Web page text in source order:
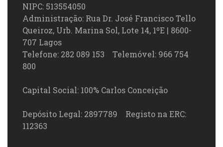
NIPC: 513554050
Administração: Rua Dr. José Francisco Tello
Queiroz, Urb. Marina Sol, Lote 14, 1ºE | 8600-
707 Lagos
Telefone: 282 089 153 Telemóvel: 966 754
800
Capital Social: 100% Carlos Conceição
Depósito Legal: 2897789 Registo na ERC:
112363